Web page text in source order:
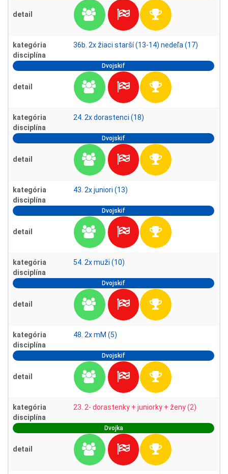
detail
kategória
36b. 2x žiaci starší (13-14) nedeľa (17)
disciplína
Dvojskif
detail
kategória
24. 2x dorastenci (18)
disciplína
Dvojskif
detail
kategória
43. 2x juniori (13)
disciplína
Dvojskif
detail
kategória
54. 2x muži (10)
disciplína
Dvojskif
detail
kategória
48. 2x mM (5)
disciplína
Dvojskif
detail
kategória
23. 2- dorastenky + juniorky + ženy (2)
disciplína
Dvojka
detail